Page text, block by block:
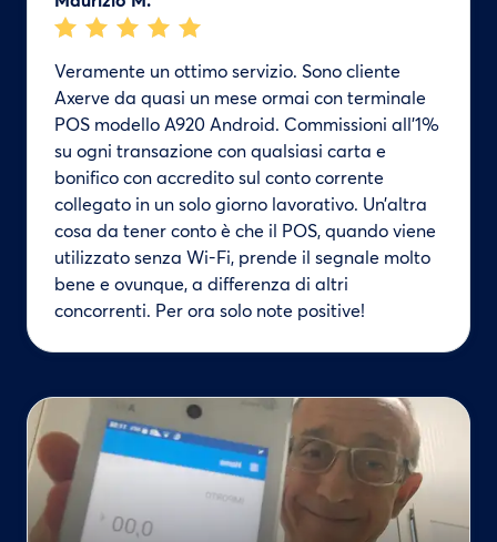
Veramente un ottimo servizio. Sono cliente
Axerve da quasi un mese ormai con terminale
POS modello A920 Android. Commissioni all’1%
su ogni transazione con qualsiasi carta e
bonifico con accredito sul conto corrente
collegato in un solo giorno lavorativo. Un’altra
cosa da tener conto è che il POS, quando viene
utilizzato senza Wi-Fi, prende il segnale molto
bene e ovunque, a differenza di altri
concorrenti. Per ora solo note positive!